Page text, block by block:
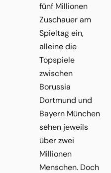
fünf Millionen
Zuschauer am
Spieltag ein,
alleine die
Topspiele
zwischen
Borussia
Dortmund und
Bayern München
sehen jeweils
über zwei
Millionen
Menschen. Doch